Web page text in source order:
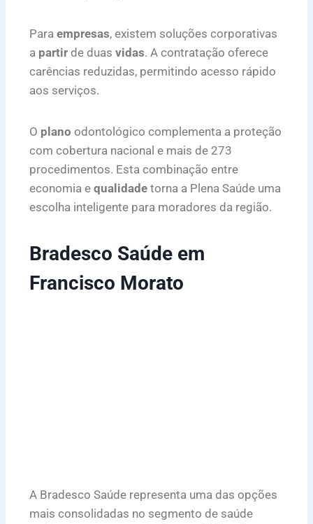
Para empresas, existem soluções corporativas
a partir de duas vidas. A contratação oferece
carências reduzidas, permitindo acesso rápido
aos serviços.
O plano odontológico complementa a proteção
com cobertura nacional e mais de 273
procedimentos. Esta combinação entre
economia e qualidade torna a Plena Saúde uma
escolha inteligente para moradores da região.
Bradesco Saúde em
Francisco Morato
A Bradesco Saúde representa uma das opções
mais consolidadas no segmento de saúde